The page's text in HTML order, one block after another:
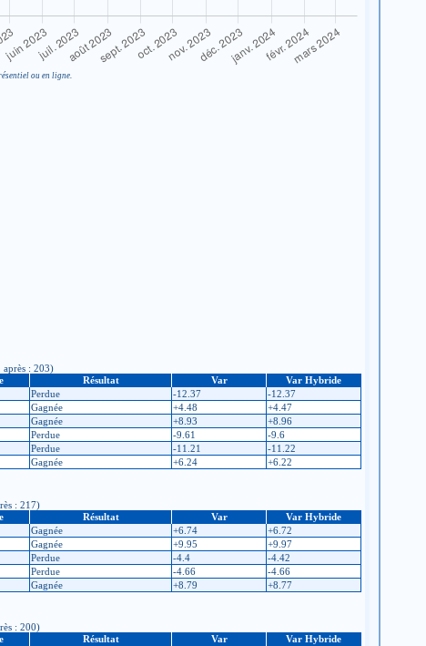
ou en ligne.
: 203)
Résultat Var
Var Hybride
Perdue -12.37
-12.37
Gagnée +4.48
+4.47
Gagnée +8.93
+8.96
Perdue -9.61
-9.6
Perdue -11.21
-11.22
Gagnée +6.24 +6.22
: 217)
Résultat Var
Var Hybride
Gagnée +6.74
+6.72
Gagnée +9.95
+9.97
Perdue -4.4
-4.42
Perdue -4.66
-4.66
Gagnée +8.79 +8.77
: 200)
Résultat Var
Var Hybride